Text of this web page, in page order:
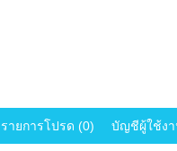
รายการโปรด (0) บัญชีผู้ใช้ง